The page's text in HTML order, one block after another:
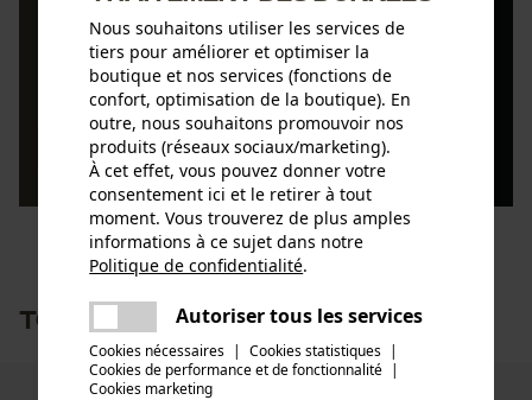
Découvrez des articles passionnants sur l’abattage
mécanisé dans notre conseiller.
En savoir plus
TOP PRODUITS
Nous souhaitons utiliser les services de
tiers pour améliorer et optimiser la
boutique et nos services (fonctions de
confort, optimisation de la boutique). En
outre, nous souhaitons promouvoir nos
produits (réseaux sociaux/marketing).
À cet effet, vous pouvez donner votre
consentement ici et le retirer à tout
moment. Vous trouverez de plus amples
informations à ce sujet dans notre
Politique de confidentialité.
Autoriser tous les services
Cookies nécessaires | Cookies statistiques |
Cookies de performance et de fonctionnalité |
Cookies marketing
Une erreur s'est produite. Veuillez
essayer encore.
partager
partager
mail